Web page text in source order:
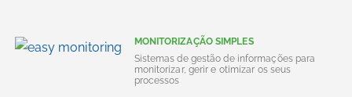
MONITORIZAÇÃO SIMPLES
Sistemas de gestão de informações para
monitorizar, gerir e otimizar os seus
processos